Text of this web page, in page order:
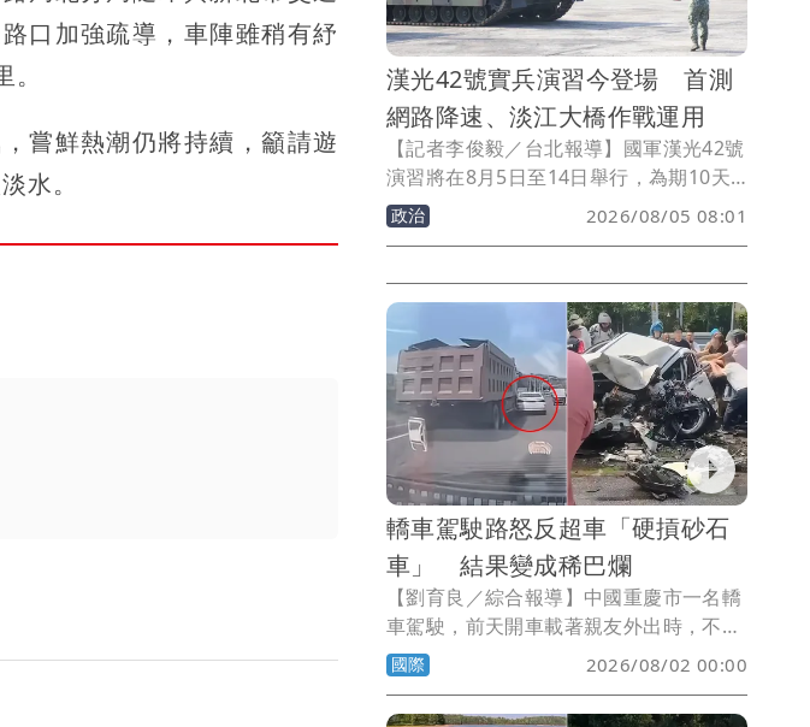
口加強疏導，車陣雖稍有紓
嘗鮮熱潮仍將持續，籲請遊
水。
漢光42號實兵演習今登場 首測
網路降速、淡江大橋作戰運用
【記者李俊毅／台北報導】國軍漢光42號
演習將在8月5日至14日舉行，為期10天9
夜。演習重點包括，「M1A2T戰車首次投
入漢光驗證」、「淡江大橋5月通車，軍
部7/1成立，接受漢光實戰化驗證」、首
度南北雙旅「全旅動員」、疊加14天教育
召集，以及「行動網路降速演練」 驗證
政府應變及民眾備援能力。
政治 2026/08/05 08:01
轎車駕駛路怒反超車「硬摃砂石
車」 結果變成稀巴爛
【劉育良／綜合報導】中國重慶市一名轎
車駕駛，前天開車載著親友外出時，不滿
一輛砂石車突然切換車道擋路，立即決定
反超回來，結果馬上被砂石車撞得支離破
碎，所幸車上人員都沒有生命危險。
國際 2026/08/02 00:00